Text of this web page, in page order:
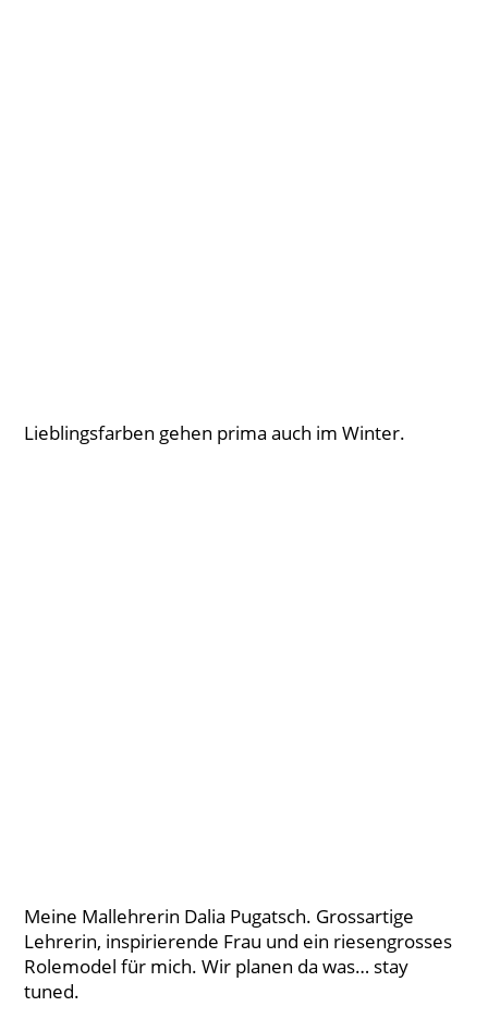
Lieblingsfarben gehen prima auch im Winter.
Meine Mallehrerin Dalia Pugatsch. Grossartige
Lehrerin, inspirierende Frau und ein riesengrosses
Rolemodel für mich. Wir planen da was… stay
tuned.